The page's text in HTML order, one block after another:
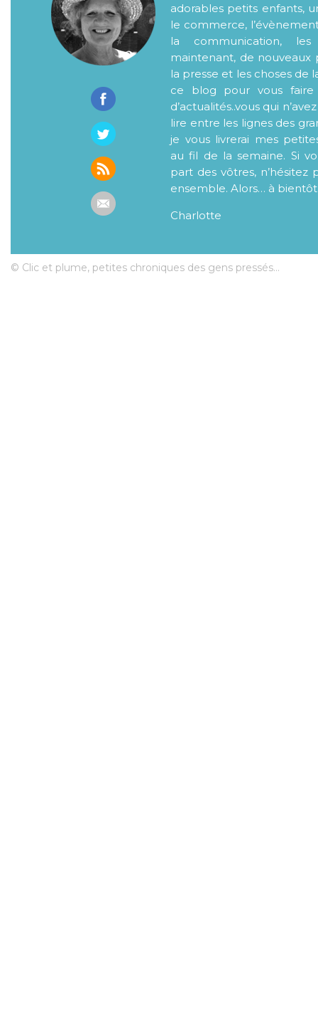
adorables petits enfants,
le commerce,
la communication,
maintenant, de nouveaux
la presse et les choses de
ce blog pour vous faire
d’actualités..vous qui
lire entre les lignes des
je vous livrerai mes
au fil de la semaine. Si
part des vôtres, n’hésitez
ensemble. Alors… à bientôt
Charlotte
© Clic et plume, petites chroniques des gens pressés...